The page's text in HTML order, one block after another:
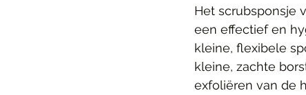
Het scrubsponsje
een effectief en
kleine, flexibele
kleine, zachte
exfoliëren van de